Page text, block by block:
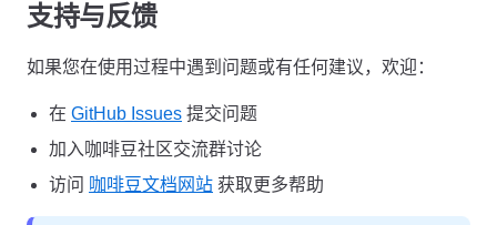
支持与反馈
如果您在使用过程中遇到问题或有任何建议，欢迎：
在 GitHub Issues 提交问题
加入咖啡豆社区交流群讨论
访问 咖啡豆文档网站 获取更多帮助